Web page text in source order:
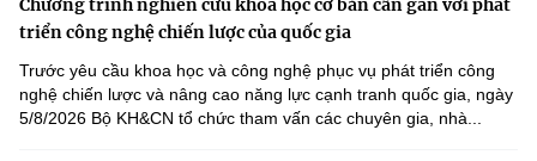
Chương trình nghiên cứu khoa học cơ bản cần gắn với phát
triển công nghệ chiến lược của quốc gia
Trước yêu cầu khoa học và công nghệ phục vụ phát triển công
nghệ chiến lược và nâng cao năng lực cạnh tranh quốc gia, ngày
5/8/2026 Bộ KH&CN tổ chức tham vấn các chuyên gia, nhà...